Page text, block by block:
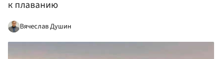
к плаванию
Вячеслав Душин